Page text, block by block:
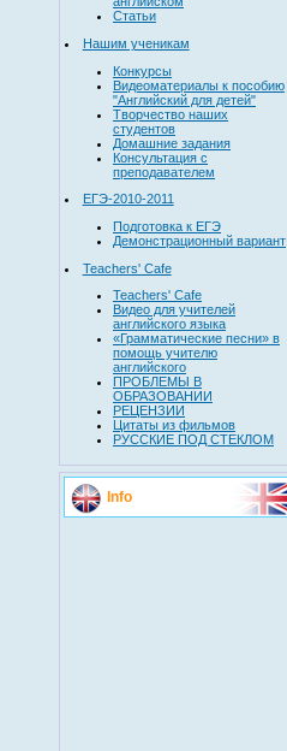
Статьи
Нашим ученикам
Конкурсы
Видеоматериалы к пособию
"Английский для детей"
Творчество наших
студентов
Домашние задания
Консультация с
преподавателем
ЕГЭ-2010-2011
Подготовка к ЕГЭ
Демонстрационный вариант
Teachers' Cafe
Teachers' Cafe
Видео для учителей
английского языка
«Грамматические песни» в
помощь учителю
английского
ПРОБЛЕМЫ В
ОБРАЗОВАНИИ
РЕЦЕНЗИИ
Цитаты из фильмов
РУССКИЕ ПОД СТЕКЛОМ
Info